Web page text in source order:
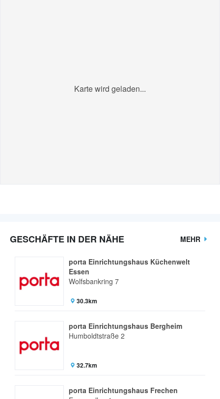
Karte wird geladen...
GESCHÄFTE IN DER NÄHE MEHR
porta Einrichtungshaus Küchenwelt
Essen
Wolfsbankring 7
30.3km
porta Einrichtungshaus Bergheim
Humboldtstraße 2
32.7km
porta Einrichtungshaus Frechen